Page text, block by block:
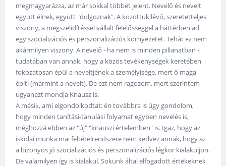
megmagyarázza, az már sokkal többet jelent. Nevelő és nevelt
együtt élnek, együtt "dolgoznak". A közöttük lévő, szeretetteljes
viszony, a megszelidítéssel vállalt felelősséggel a háttérben ad
egy szocializációs és perszonalizációs környezetet. Tehát ez nem
akármilyen viszony. A nevelő - ha nem is minden pillanatban -
tudatában van annak, hogy a közös tevékenységek keretében
fokozatosan épül a neveltjének a személyisége, mert ő maga
építi (mármint a nevelt). De ezt nem ragozom, mert szerintem
ugyanezt mondja Knausz is.
A másik, ami elgondolkodtat: én továbbra is úgy gondolom,
hogy minden tanítási-tanulási folyamat egyben nevelés is,
méghozzá ebben az "új" "knauszi értelemben" is. Igaz, hogy az
iskolai munka mai feltételrendszere nem kedvez annak, hogy az
a bizonyos jó szocializációs és perszonalizációs légkör kialakuljon.
De valamilyen így is kialakul. Sokunk által elfogadott értékeknek